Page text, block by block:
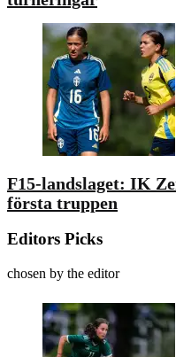
F15-landslaget: IK
första truppen
Editors Picks
chosen by the editor